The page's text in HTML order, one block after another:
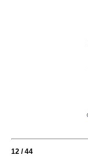
12 / 44